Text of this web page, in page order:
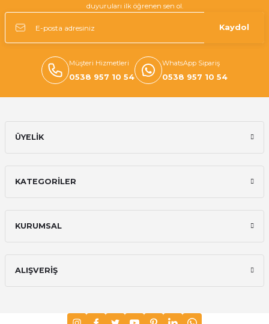
duyuruları ilk öğrenen sen ol.
Kaydol
Müşteri Hizmetleri
0538 957 10 54
WhatsApp Sipariş
0538 957 10 54
ÜYELİK
KATEGORİLER
KURUMSAL
ALIŞVERİŞ